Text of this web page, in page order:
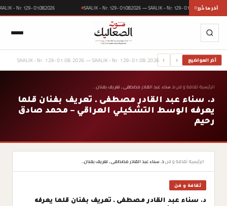
آخر ما حُرر SAALIK - Nr. 129- 01.08.2026 SAALIK - Nr. 129- 01.08.2026 — SAALIK - Nr. 129- 01.08.2026
آخر المواضيع ‹
›
SAALIK - Nr. 129- 01.08.2026 — SAALIK - Nr. 129- 01.08.2026
الرئيسية›ثقافة و فن›د. سناء عبد القادر مصطفى ـ تعريف بفنان…
د. سناء عبد القادر مصطفى ـ تعريف بفنان قلما
يعرفه الوسط التشكيلي العراقي – محمد صادق
رحيم
الرئيسية›ثقافة و فن›د. سناء عبد القادر مصطفى ـ تعريف بفنان…
ثقافة و فن
د. سناء عبد القادر مصطفى ـ تعريف بفنان قلما يعرفه